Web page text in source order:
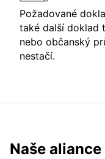
Požadované
také další doklad
nebo občanský
nestačí.
Naše